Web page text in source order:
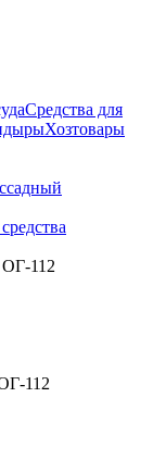
Средства для
Хозтовары
ОГ-112
112